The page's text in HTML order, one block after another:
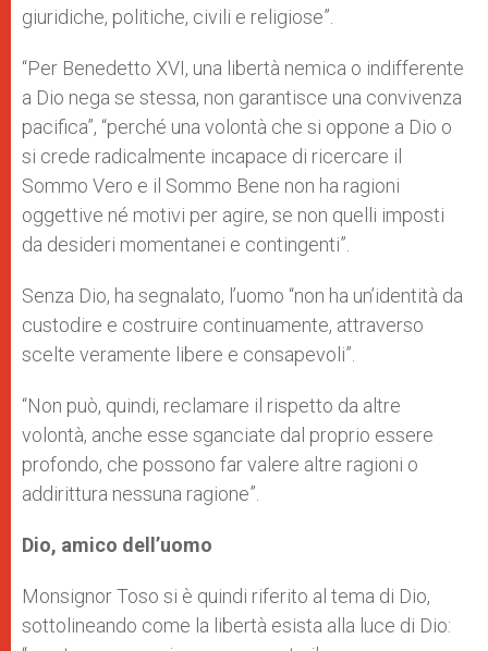
giuridiche, politiche, civili e religiose”.
“Per Benedetto XVI, una libertà nemica o indifferente
a Dio nega se stessa, non garantisce una convivenza
pacifica”, “perché una volontà che si oppone a Dio o
si crede radicalmente incapace di ricercare il
Sommo Vero e il Sommo Bene non ha ragioni
oggettive né motivi per agire, se non quelli imposti
da desideri momentanei e contingenti”.
Senza Dio, ha segnalato, l’uomo “non ha un’identità da
custodire e costruire continuamente, attraverso
scelte veramente libere e consapevoli”.
“Non può, quindi, reclamare il rispetto da altre
volontà, anche esse sganciate dal proprio essere
profondo, che possono far valere altre ragioni o
addirittura nessuna ragione”.
Dio, amico dell’uomo
Monsignor Toso si è quindi riferito al tema di Dio,
sottolineando come la libertà esista alla luce di Dio: